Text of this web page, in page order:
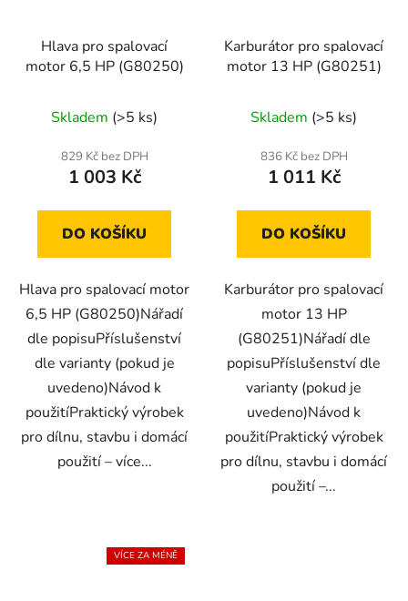
Hlava pro spalovací
motor 6,5 HP (G80250)
Skladem (>5 ks)
829 Kč bez DPH
1 003 Kč
DO KOŠÍKU
Hlava pro spalovací motor
6,5 HP (G80250)Nářadí
dle popisuPříslušenství
dle varianty (pokud je
uvedeno)Návod k
použitíPraktický výrobek
pro dílnu, stavbu i domácí
použití – více...
Karburátor pro spalovací
motor 13 HP (G80251)
Skladem (>5 ks)
836 Kč bez DPH
1 011 Kč
DO KOŠÍKU
Karburátor pro spalovací
motor 13 HP
(G80251)Nářadí dle
popisuPříslušenství dle
varianty (pokud je
uvedeno)Návod k
použitíPraktický výrobek
pro dílnu, stavbu i domácí
použití –...
VÍCE ZA MÉNĚ